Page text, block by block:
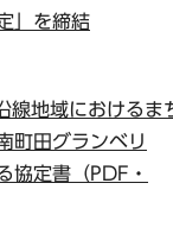
」を締結
線地域におけるま
町田グランベリ
協定書（PDF・